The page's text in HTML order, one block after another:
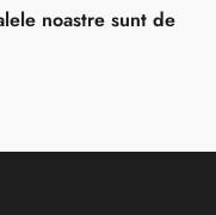
noastre sunt de